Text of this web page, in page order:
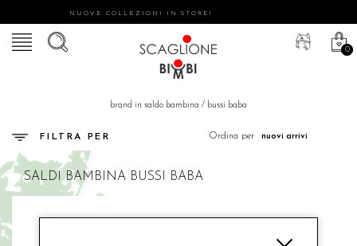
NUOVE COLLEZIONI IN STORE!
0
brand in saldo bambina / bussi baba
FILTRA PER Ordina per
SALDIBAMBINA BUSSI BABA